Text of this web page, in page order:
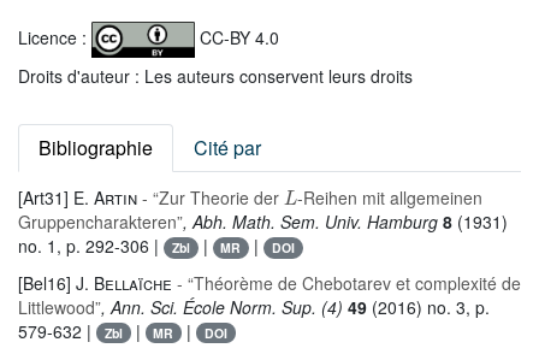
Licence :
CC-BY 4.0
Droits d'auteur : Les auteurs conservent leurs droits
Bibliographie Cité par
[Art31] E. Artin - “Zur Theorie der L-Reihen mit allgemeinen
Gruppencharakteren”, Abh. Math. Sem. Univ. Hamburg 8 (1931)
no. 1, p. 292-306 |
Zbl | MR | DOI
[Bel16] J. Bellaïche - “Théorème de Chebotarev et complexité de
Littlewood”, Ann. Sci. École Norm. Sup. (4) 49 (2016) no. 3, p.
579-632 |
Zbl | MR | DOI